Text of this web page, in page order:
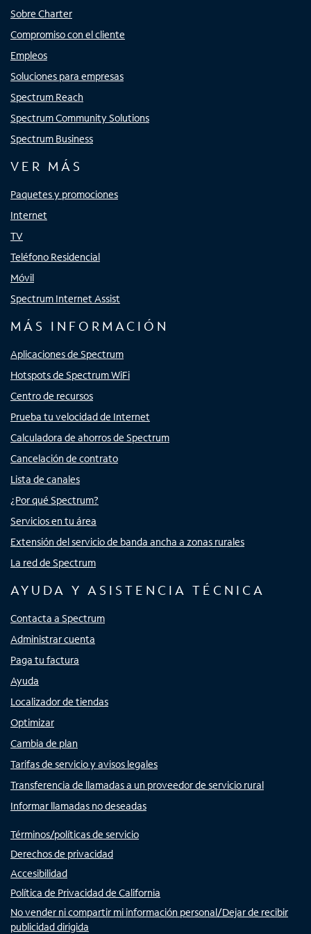
Sobre Charter
Compromiso con el cliente
Empleos
Soluciones para empresas
Spectrum Reach
Spectrum Community Solutions
Spectrum Business
VER MÁS
Paquetes y promociones
Internet
TV
Teléfono Residencial
Móvil
Spectrum Internet Assist
MÁS INFORMACIÓN
Aplicaciones de Spectrum
Hotspots de Spectrum WiFi
Centro de recursos
Prueba tu velocidad de Internet
Calculadora de ahorros de Spectrum
Cancelación de contrato
Lista de canales
¿Por qué Spectrum?
Servicios en tu área
Extensión del servicio de banda ancha a zonas rurales
La red de Spectrum
AYUDA Y ASISTENCIA TÉCNICA
Contacta a Spectrum
Administrar cuenta
Paga tu factura
Ayuda
Localizador de tiendas
Optimizar
Cambia de plan
Tarifas de servicio y avisos legales
Transferencia de llamadas a un proveedor de servicio rural
Informar llamadas no deseadas
Términos/políticas de servicio
Derechos de privacidad
Accesibilidad
Política de Privacidad de California
No vender ni compartir mi información personal/Dejar de recibir
publicidad dirigida